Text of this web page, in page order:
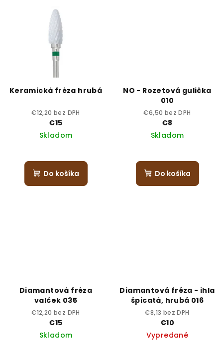
Keramická fréza hrubá
€12,20 bez DPH
€15
Skladom
Do košíka
NO - Rozetová gulička
010
€6,50 bez DPH
€8
Skladom
Do košíka
Diamantová fréza
valček 035
€12,20 bez DPH
€15
Skladom
Diamantová fréza - ihla
špicatá, hrubá 016
€8,13 bez DPH
€10
Vypredané